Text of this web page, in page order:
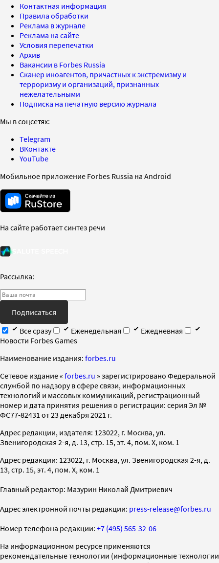
Контактная информация
Правила обработки
Реклама в журнале
Реклама на сайте
Условия перепечатки
Архив
Вакансии в Forbes Russia
Сканер иноагентов, причастных к экстремизму и
терроризму и организаций, признанных
нежелательными
Подписка на печатную версию журнала
Мы в соцсетях:
Telegram
ВКонтакте
YouTube
Мобильное приложение Forbes Russia на Android
На сайте работает синтез речи
Рассылка:
Подписаться
Все сразу
Еженедельная
Ежедневная
Новости Forbes Games
Наименование издания: forbes.ru
Cетевое издание « forbes.ru » зарегистрировано Федеральной
службой по надзору в сфере связи, информационных
технологий и массовых коммуникаций, регистрационный
номер и дата принятия решения о регистрации: серия Эл №
ФС77-82431 от 23 декабря 2021 г.
Адрес редакции, издателя: 123022, г. Москва, ул.
Звенигородская 2-я, д. 13, стр. 15, эт. 4, пом. X, ком. 1
Адрес редакции: 123022, г. Москва, ул. Звенигородская 2-я, д.
13, стр. 15, эт. 4, пом. X, ком. 1
Главный редактор: Мазурин Николай Дмитриевич
Адрес электронной почты редакции: press-release@forbes.ru
Номер телефона редакции: +7 (495) 565-32-06
На информационном ресурсе применяются
рекомендательные технологии (информационные технологии